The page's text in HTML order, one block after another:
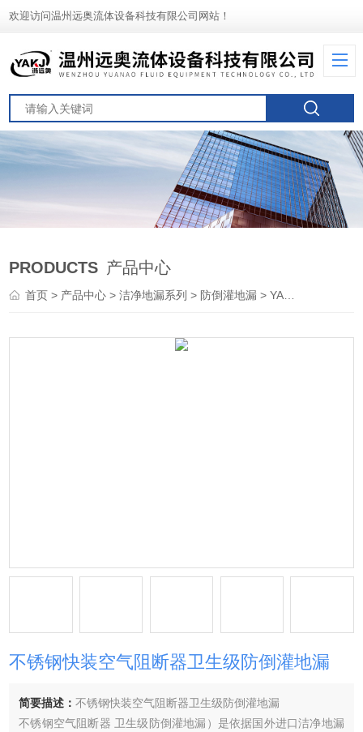
欢迎访问温州远奥流体设备科技有限公司网站！
PRODUCTS 产品中心
首页> 产品中心 >洁净地漏系列 > 防倒灌地漏 > YA不锈钢快装空气阻断器卫生级防倒灌地漏
不锈钢快装空气阻断器卫生级防倒灌地漏
简要描述：不锈钢快装空气阻断器卫生级防倒灌地漏
不锈钢空气阻断器 卫生级防倒灌地漏）是依据国外进口洁净地漏